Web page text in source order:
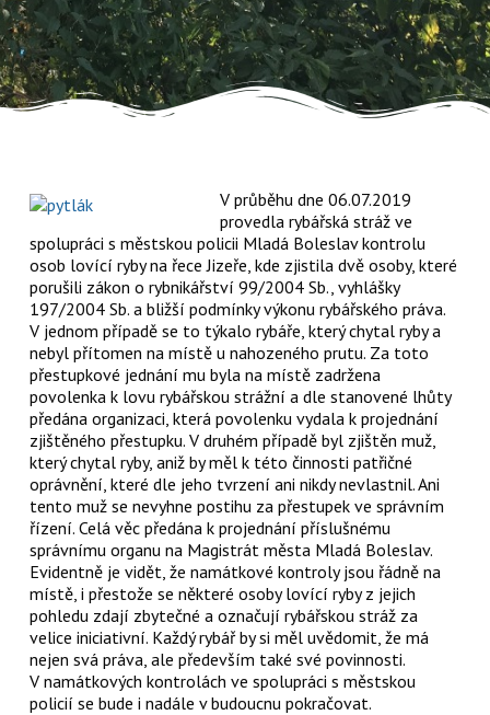
V průběhu dne 06.07.2019
provedla rybářská stráž ve
spolupráci s městskou policii Mladá Boleslav kontrolu
osob lovící ryby na řece Jizeře, kde zjistila dvě osoby, které
porušili zákon o rybnikářství 99/2004 Sb., vyhlášky
197/2004 Sb. a bližší podmínky výkonu rybářského práva.
V jednom případě se to týkalo rybáře, který chytal ryby a
nebyl přítomen na místě u nahozeného prutu. Za toto
přestupkové jednání mu byla na místě zadržena
povolenka k lovu rybářskou strážní a dle stanovené lhůty
předána organizaci, která povolenku vydala k projednání
zjištěného přestupku. V druhém případě byl zjištěn muž,
který chytal ryby, aniž by měl k této činnosti patřičné
oprávnění, které dle jeho tvrzení ani nikdy nevlastnil. Ani
tento muž se nevyhne postihu za přestupek ve správním
řízení. Celá věc předána k projednání příslušnému
správnímu organu na Magistrát města Mladá Boleslav.
Evidentně je vidět, že namátkové kontroly jsou řádně na
místě, i přestože se některé osoby lovící ryby z jejich
pohledu zdají zbytečné a označují rybářskou stráž za
velice iniciativní. Každý rybář by si měl uvědomit, že má
nejen svá práva, ale především také své povinnosti.
V namátkových kontrolách ve spolupráci s městskou
policií se bude i nadále v budoucnu pokračovat.